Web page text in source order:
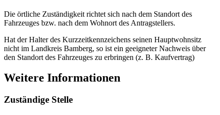
Die örtliche Zuständigkeit richtet sich nach dem Standort des
Fahrzeuges bzw. nach dem Wohnort des Antragstellers.
Hat der Halter des Kurzzeitkennzeichens seinen Hauptwohnsitz
nicht im Landkreis Bamberg, so ist ein geeigneter Nachweis über
den Standort des Fahrzeuges zu erbringen (z. B. Kaufvertrag)
Weitere Informationen
Zuständige Stelle